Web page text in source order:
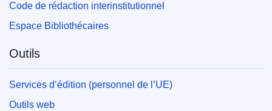
Code de rédaction interinstitutionnel
Espace Bibliothécaires
Outils
Services d’édition (personnel de l’UE)
Outils web